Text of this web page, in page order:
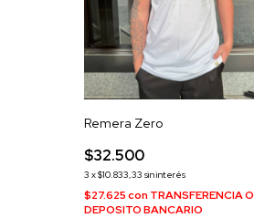
Remera Zero
$32.500
3 x$10.833,33 sin interés
$27.625conTRANSFERENCIA O
DEPOSITO BANCARIO